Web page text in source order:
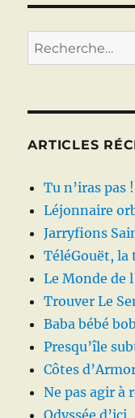
Recherche
pour :
ARTICLES
Tu n’iras pas !
Léjonnaire
Jarryfions
TéléGouët, la
Le Monde de
Trouver Le
Baba bébé
Presqu’île
Côtes
Ne pas agir à